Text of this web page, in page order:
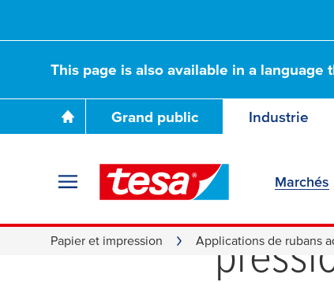
This page is also available in a language
Grand public Industrie
Marchés
Papier et impression Applications de rubans